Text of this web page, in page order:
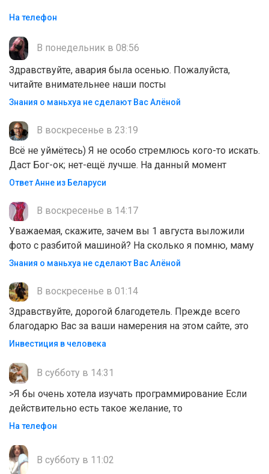
На телефон
В понедельник в 08:56
Здравствуйте, авария была осенью. Пожалуйста,
читайте внимательнее наши посты
Знания о маньхуа не сделают Вас Алëной
В воскресенье в 23:19
Всё не уймётесь) Я не особо стремлюсь кого-то искать.
Даст Бог-ок; нет-ещё лучше. На данный момент
Ответ Анне из Беларуси
В воскресенье в 14:17
Уважаемая, скажите, зачем вы 1 августа выложили
фото с разбитой машиной? На сколько я помню, маму
Знания о маньхуа не сделают Вас Алëной
В воскресенье в 01:14
Здравствуйте, дорогой благодетель. Прежде всего
благодарю Вас за ваши намерения на этом сайте, это
Инвестиция в человека
В субботу в 14:31
>Я бы очень хотела изучать программирование Если
действительно есть такое желание, то
На телефон
В субботу в 11:02